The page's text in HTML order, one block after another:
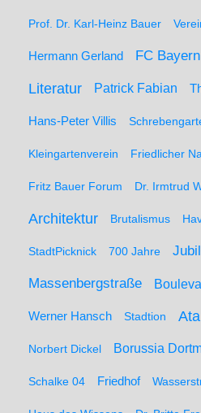
Prof. Dr. Karl-Heinz Bauer
Hermann Gerland FC
Literatur Patrick Fabian
Hans-Peter Villis
Kleingartenverein Friedlicher
Fritz Bauer Forum Dr. Irmtrud
Architektur Brutalismus
StadtPicknick 700 Jahre
Massenbergstraße
Werner Hansch Stadtion
Norbert Dickel Borussia
Schalke 04 Friedhof